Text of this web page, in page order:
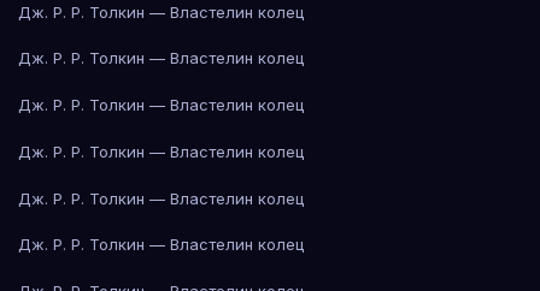
Дж. Р. Р. Толкин — Властелин колец
Дж. Р. Р. Толкин — Властелин колец
Дж. Р. Р. Толкин — Властелин колец
Дж. Р. Р. Толкин — Властелин колец
Дж. Р. Р. Толкин — Властелин колец
Дж. Р. Р. Толкин — Властелин колец